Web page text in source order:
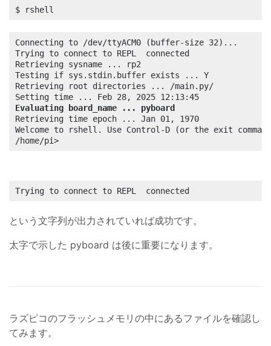
$ rshell
Connecting to /dev/ttyACM0 (buffer-size 32)...
Trying to connect to REPL  connected
Retrieving sysname ... rp2
Testing if sys.stdin.buffer exists ... Y
Retrieving root directories ... /main.py/
Evaluating board_name ... pyboard
Retrieving time epoch ... Jan 01, 1970
Welcome to rshell. Use Control-D (or the exit
/home/pi>
Trying to connect to REPL  connected
という文字列が出力されていれば成功です。
太字で示した pyboard は後に重要になります。
ラズピコのフラッシュメモリの中にあるファイルを確認し
てみます。